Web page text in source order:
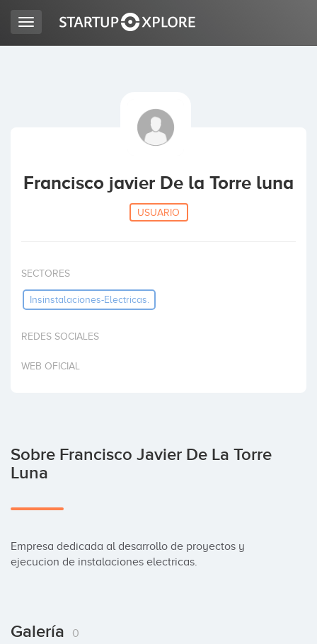
ACCESO
Inicio
Invertir
Toggle
navigation
Francisco javier De la Torre luna
USUARIO
SECTORES
Insinstalaciones-Electricas.
REDES SOCIALES
WEB OFICIAL
Sobre Francisco Javier De La Torre
Luna
Empresa dedicada al desarrollo de proyectos y
ejecucion de instalaciones electricas.
Galería 0